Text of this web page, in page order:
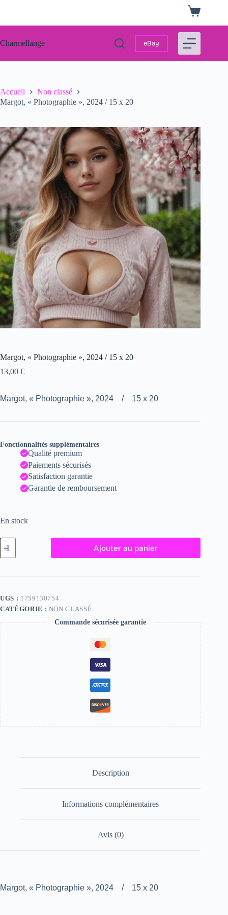
Panier
d’achat
Charmellange eBay
Accueil
Non classé
Margot, « Photographie », 2024 / 15 x 20
Margot, « Photographie », 2024 / 15 x 20
13,00 €
Margot, « Photographie », 2024 / 15 x 20
Fonctionnalités supplémentaires
Qualité premium
Paiements sécurisés
Satisfaction garantie
Garantie de remboursement
En stock
quantité
de
Margot,
2024
x
20
Ajouter au panier
UGS : 1759130754
CATÉGORIE : NON CLASSÉ
Commande sécurisée garantie
Description
Informations complémentaires
Avis (0)
Margot, « Photographie », 2024 / 15 x 20